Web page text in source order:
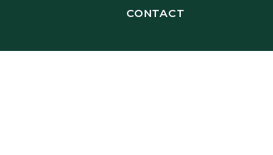
CONTACT